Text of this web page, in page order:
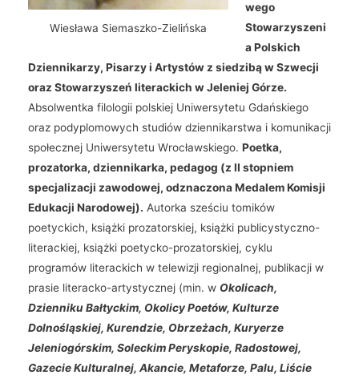
Wiesława Siemaszko-Zielińska
wego
Stowarzyszeni
a Polskich
Dziennikarzy, Pisarzy i Artystów z siedzibą w Szwecji
oraz Stowarzyszeń literackich w Jeleniej Górze.
Absolwentka filologii polskiej Uniwersytetu Gdańskiego
oraz podyplomowych studiów dziennikarstwa i komunikacji
społecznej Uniwersytetu Wrocławskiego. Poetka,
prozatorka, dziennikarka, pedagog (z II stopniem
specjalizacji zawodowej, odznaczona Medalem Komisji
Edukacji Narodowej). Autorka sześciu tomików
poetyckich, książki prozatorskiej, książki publicystyczno-
literackiej, książki poetycko-prozatorskiej, cyklu
programów literackich w telewizji regionalnej, publikacji w
prasie literacko-artystycznej (min. w Okolicach,
Dzienniku Bałtyckim, Okolicy Poetów, Kulturze
Dolnośląskiej, Kurendzie, Obrzeżach, Kuryerze
Jeleniogórskim, Soleckim Peryskopie, Radostowej,
Gazecie Kulturalnej, Akancie, Metaforze, Palu, Liście